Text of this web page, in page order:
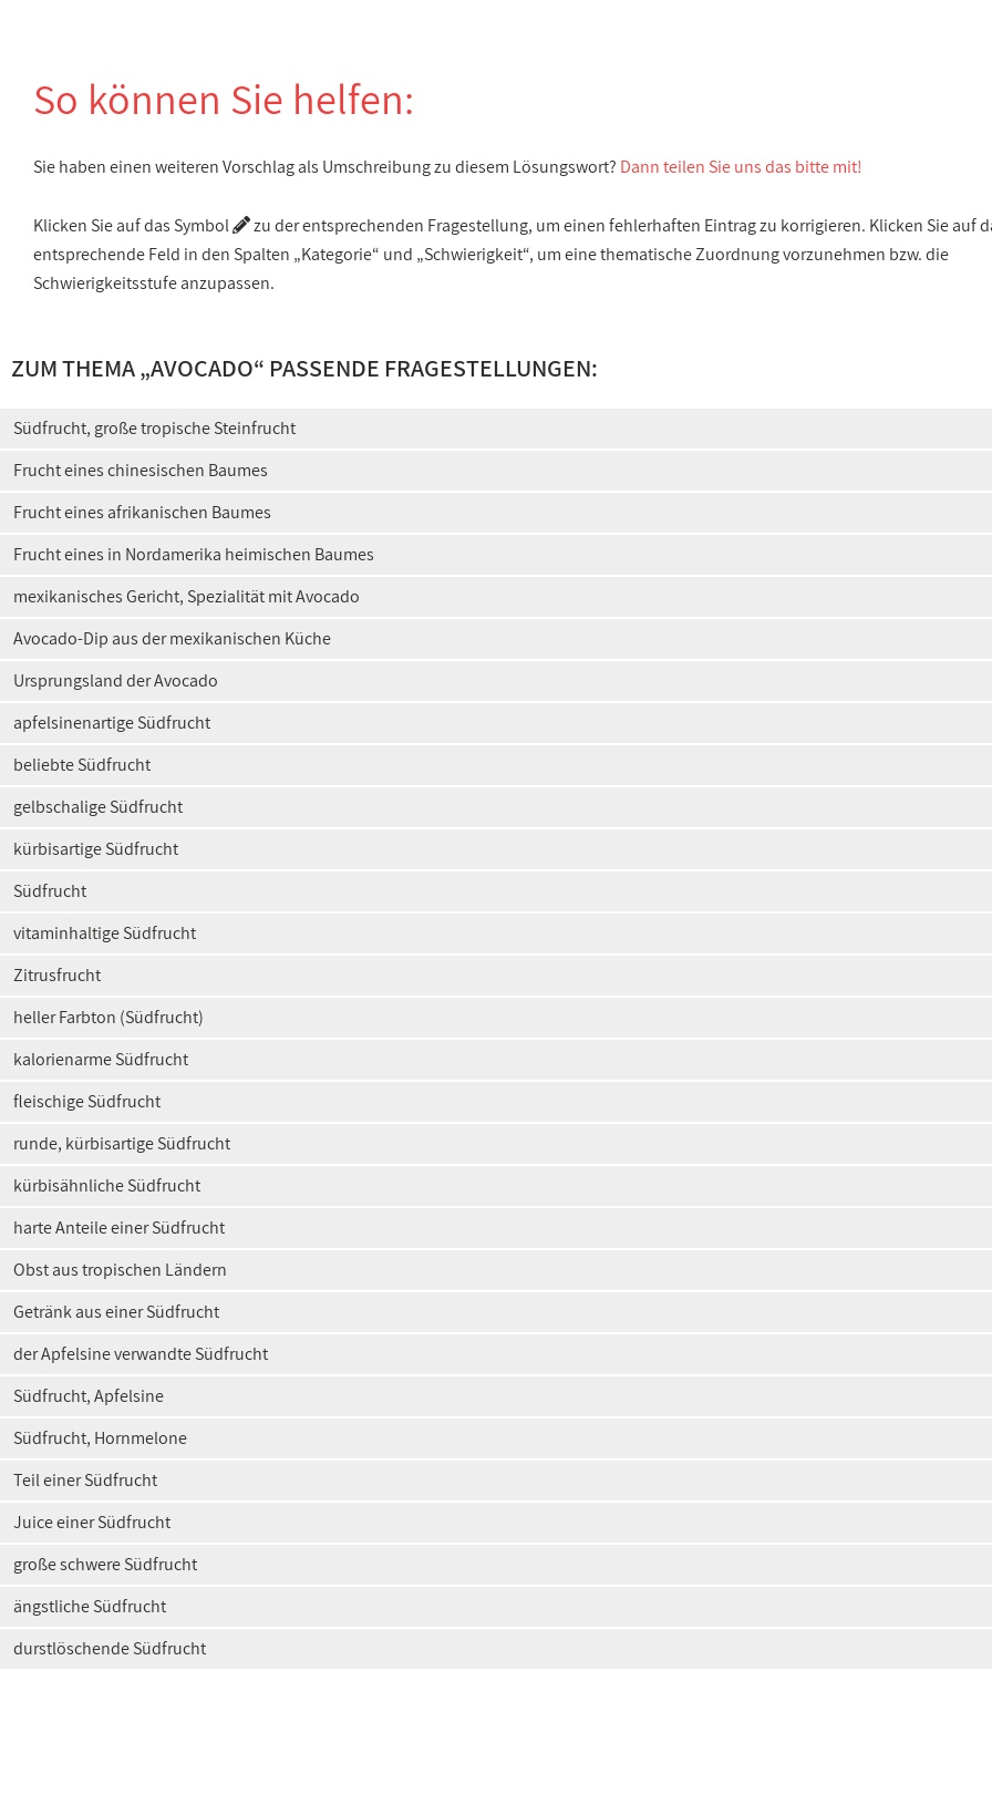
So können Sie helfen:
Sie haben einen weiteren Vorschlag als Umschreibung zu diesem Lösungswort? Dann teilen Sie uns das bitte mit!
Klicken Sie auf das Symbol
zu der entsprechenden Fragestellung, um einen fehlerhaften Eintrag zu korrigieren. Klicken Sie auf
entsprechende Feld in den Spalten „Kategorie“ und „Schwierigkeit“, um eine thematische Zuordnung vorzunehmen bzw. die
Schwierigkeitsstufe anzupassen.
ZUM THEMA „AVOCADO“ PASSENDE FRAGESTELLUNGEN:
Südfrucht, große tropische Steinfrucht
Frucht eines chinesischen Baumes
Frucht eines afrikanischen Baumes
Frucht eines in Nordamerika heimischen Baumes
mexikanisches Gericht, Spezialität mit Avocado
Avocado-Dip aus der mexikanischen Küche
Ursprungsland der Avocado
apfelsinenartige Südfrucht
beliebte Südfrucht
gelbschalige Südfrucht
kürbisartige Südfrucht
Südfrucht
vitaminhaltige Südfrucht
Zitrusfrucht
heller Farbton (Südfrucht)
kalorienarme Südfrucht
fleischige Südfrucht
runde, kürbisartige Südfrucht
kürbisähnliche Südfrucht
harte Anteile einer Südfrucht
Obst aus tropischen Ländern
Getränk aus einer Südfrucht
der Apfelsine verwandte Südfrucht
Südfrucht, Apfelsine
Südfrucht, Hornmelone
Teil einer Südfrucht
Juice einer Südfrucht
große schwere Südfrucht
ängstliche Südfrucht
durstlöschende Südfrucht